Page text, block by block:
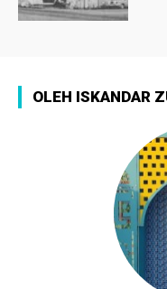
OLEH ISKANDAR